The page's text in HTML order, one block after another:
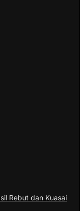
Rebut dan Kuasai